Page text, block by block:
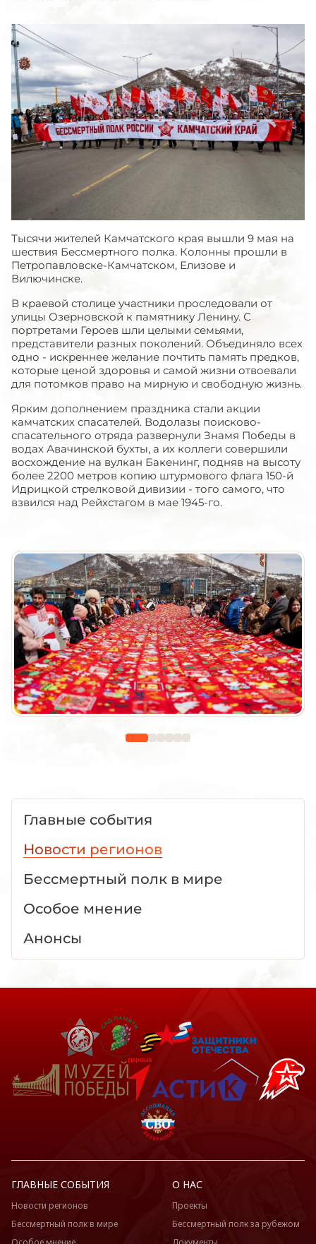
Тысячи жителей Камчатского края вышли 9 мая на
шествия Бессмертного полка. Колонны прошли в
Петропавловске-Камчатском, Елизове и
Вилючинске.
В краевой столице участники проследовали от
улицы Озерновской к памятнику Ленину. С
портретами Героев шли целыми семьями,
представители разных поколений. Объединяло всех
одно - искреннее желание почтить память предков,
которые ценой здоровья и самой жизни отвоевали
для потомков право на мирную и свободную жизнь.
Ярким дополнением праздника стали акции
камчатских спасателей. Водолазы поисково-
спасательного отряда развернули Знамя Победы в
водах Авачинской бухты, а их коллеги совершили
восхождение на вулкан Бакенинг, подняв на высоту
более 2200 метров копию штурмового флага 150-й
Идрицкой стрелковой дивизии - того самого, что
взвился над Рейхстагом в мае 1945-го.
Главные события
Новости регионов
Бессмертный полк в мире
Особое мнение
Анонсы
ГЛАВНЫЕ СОБЫТИЯ
Новости регионов
Бессмертный полк в мире
О НАС
Проекты
Бессмертный полк за рубежом